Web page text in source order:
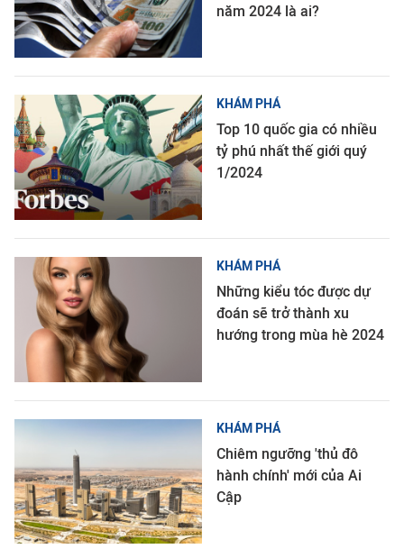
năm 2024 là ai?
KHÁM PHÁ
Top 10 quốc gia có nhiều
tỷ phú nhất thế giới quý
1/2024
KHÁM PHÁ
Những kiểu tóc được dự
đoán sẽ trở thành xu
hướng trong mùa hè 2024
KHÁM PHÁ
Chiêm ngưỡng 'thủ đô
hành chính' mới của Ai
Cập